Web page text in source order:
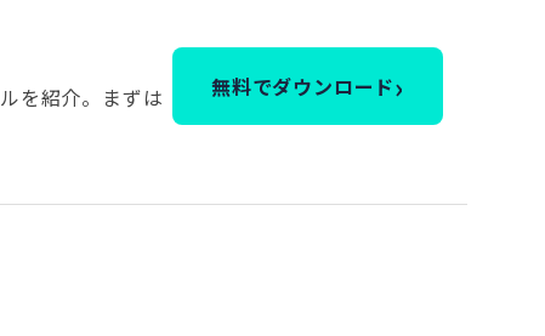
を紹介。まずは
無料でダウンロード›